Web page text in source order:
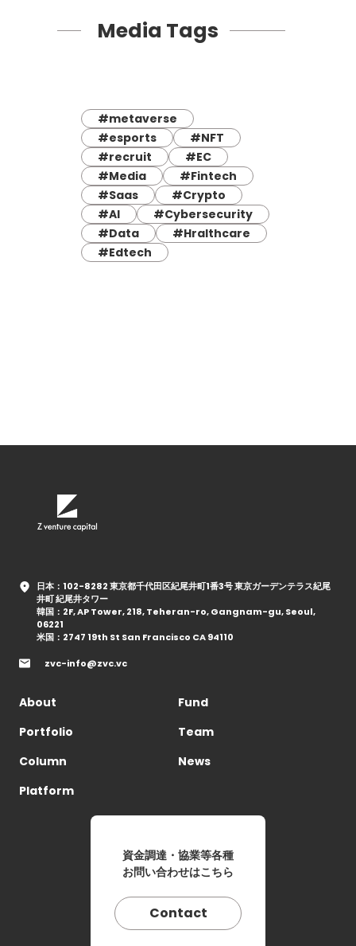
Media Tags
#metaverse
#esports
#NFT
#recruit
#EC
#Media
#Fintech
#Saas
#Crypto
#AI
#Cybersecurity
#Data
#Hralthcare
#Edtech
日本：102-8282 東京都千代田区紀尾井町1番3号 東京ガーデンテラス紀尾
井町 紀尾井タワー
韓国：2F, AP Tower, 218, Teheran-ro, Gangnam-gu, Seoul,
06221
米国：2747 19th St San Francisco CA 94110
zvc-info@zvc.vc
About
Fund
Portfolio
Team
Column
News
Platform
資金調達・協業等各種
お問い合わせはこちら
Contact